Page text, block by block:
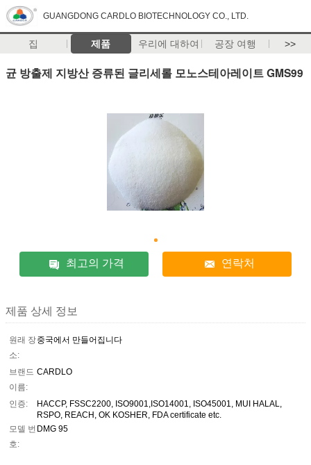
GUANGDONG CARDLO BIOTECHNOLOGY CO., LTD.
집 제품 우리에 대하여 공장 여행 >>
균 방출제 지방산 증류된 글리세롤 모노스테아레이트 GMS99
최고의 가격 연락처
제품 상세 정보
원래 장
소:
중국에서 만들어집니다
브랜드
이름:
CARDLO
인증:
HACCP, FSSC2200, ISO9001,ISO14001, ISO45001, MUI HALAL,
RSPO, REACH, OK KOSHER, FDA certificate etc.
모델 번
호:
DMG 95